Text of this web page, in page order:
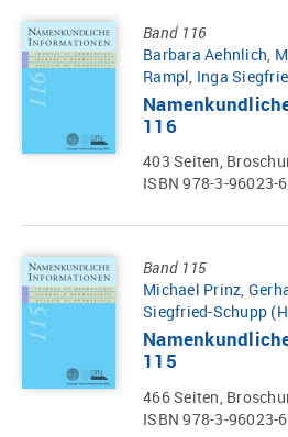
Band 116
Barbara Aehnlich,
Rampl, Inga
116
403 Seiten,
ISBN 978-3-96023-
Band 115
Michael Prinz,
Siegfried-Schupp
115
466 Seiten,
ISBN 978-3-96023-